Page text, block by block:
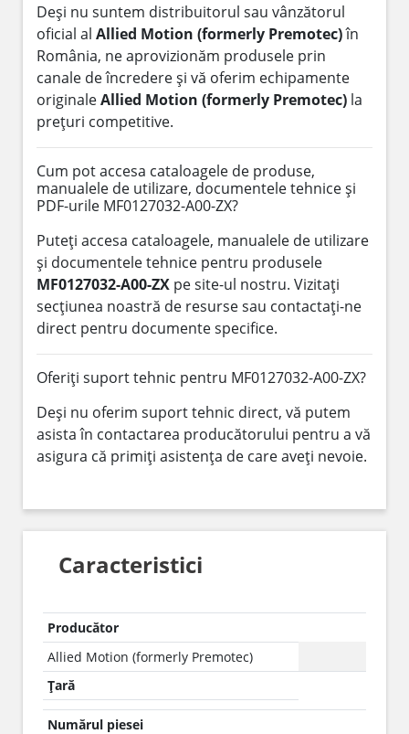
Deși nu suntem distribuitorul sau vânzătorul
oficial al Allied Motion (formerly Premotec)în
România, ne aprovizionăm produsele prin
canale de încredere și vă oferim echipamente
originaleAllied Motion (formerly Premotec) la
prețuri competitive.
Cum pot accesa cataloagele de produse,
manualele de utilizare, documentele tehnice și
PDF-urile MF0127032-A00-ZX?
Puteți accesa cataloagele, manualele de utilizare
și documentele tehnice pentru produsele
MF0127032-A00-ZX pe site-ul nostru. Vizitați
secțiunea noastră de resurse sau contactați-ne
direct pentru documente specifice.
Oferiți suport tehnic pentru MF0127032-A00-ZX?
Deși nu oferim suport tehnic direct, vă putem
asista în contactarea producătorului pentru a vă
asigura că primiți asistența de care aveți nevoie.
Caracteristici
Producător
Allied Motion (formerly Premotec)
Țară
Numărul piesei